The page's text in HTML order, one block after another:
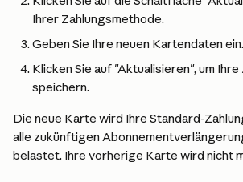
Ihrer Zahlungsmethode.
Geben Sie Ihre neuen Kartendaten ein.
Klicken Sie auf "Aktualisieren", um
speichern.
Die neue Karte wird Ihre Standard-
alle zukünftigen
belastet. Ihre vorherige Karte wird nicht